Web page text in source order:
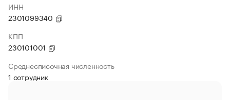
ИНН
2301099340
КПП
230101001
Среднесписочная численность
1 сотрудник